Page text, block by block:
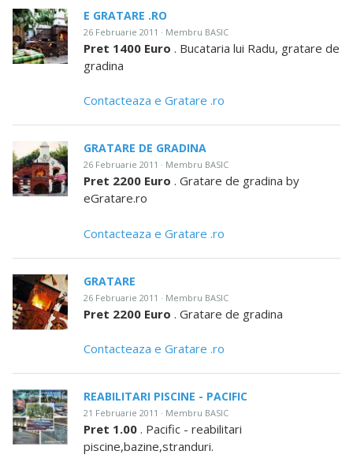
E GRATARE .RO
26 Februarie 2011 · Membru BASIC
Pret 1400 Euro . Bucataria lui Radu, gratare de
gradina
Contacteaza e Gratare .ro
GRATARE DE GRADINA
26 Februarie 2011 · Membru BASIC
Pret 2200 Euro . Gratare de gradina by
eGratare.ro
Contacteaza e Gratare .ro
GRATARE
26 Februarie 2011 · Membru BASIC
Pret 2200 Euro . Gratare de gradina
Contacteaza e Gratare .ro
REABILITARI PISCINE - PACIFIC
21 Februarie 2011 · Membru BASIC
Pret 1.00 . Pacific - reabilitari
piscine,bazine,stranduri.